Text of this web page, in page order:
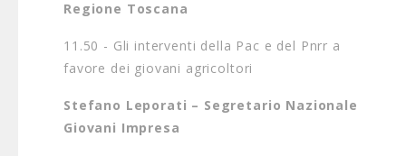
Regione Toscana
11.50 - Gli interventi della Pac e del Pnrr a
favore dei giovani agricoltori
Stefano Leporati – Segretario Nazionale
Giovani Impresa